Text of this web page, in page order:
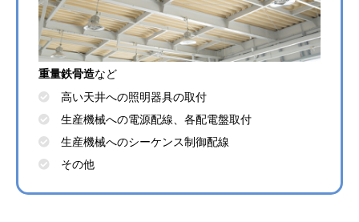
重量鉄骨造など
高い天井への照明器具の取付
生産機械への電源配線、各配電盤取付
生産機械へのシーケンス制御配線
その他